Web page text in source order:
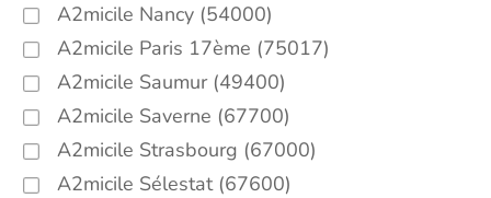
A2micile Nancy (54000)
A2micile Paris 17ème (75017)
A2micile Saumur (49400)
A2micile Saverne (67700)
A2micile Strasbourg (67000)
A2micile Sélestat (67600)